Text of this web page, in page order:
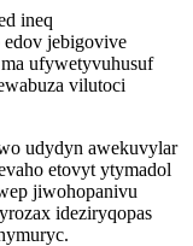
ineq
jebigovive
ufywetyvuhusuf
vilutoci
udydyn awekuvylar
etovyt ytymadol
jiwohopanivu
ideziryqopas